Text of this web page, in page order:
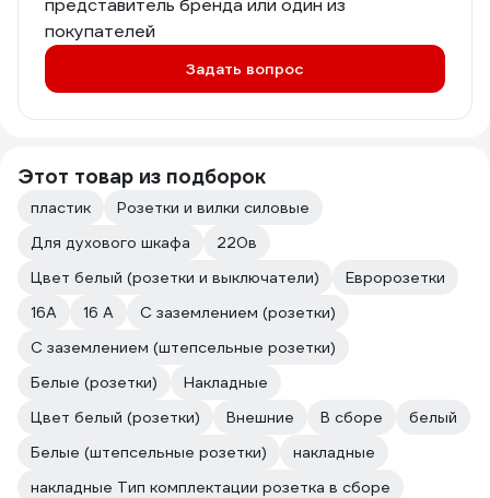
представитель бренда или один из
покупателей
Задать вопрос
Этот товар из подборок
пластик
Розетки и вилки силовые
Для духового шкафа
220в
Цвет белый (розетки и выключатели)
Евророзетки
16А
16 А
С заземлением (розетки)
С заземлением (штепсельные розетки)
Белые (розетки)
Накладные
Цвет белый (розетки)
Внешние В сборе
белый
Белые (штепсельные розетки)
накладные
накладные Тип комплектации розетка в сборе